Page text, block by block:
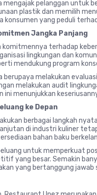
mengajak pelanggan untuk
plastik dan memilih
konsumen yang peduli
Jangka Panjang
komitmennya terhadap
lingkungan dan
mendukung program
berupaya melakukan
melakukan audit
ini menunjukkan
ke Depan
berbagai langkah
di industri kuliner
bahan baku
untuk memperkuat
yang besar. Semakin
yang bertanggung jawab